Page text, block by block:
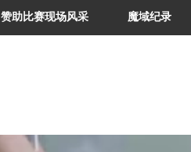
赞助比赛现场风采 魔域纪录